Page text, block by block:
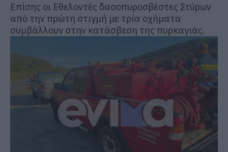
Επίσης οι Εθελοντές δασοπυροσβέστες Στύρων
από την πρώτη στιγμή με τρία οχήματα
συμβάλλουν στην κατάσβεση της πυρκαγιάς.